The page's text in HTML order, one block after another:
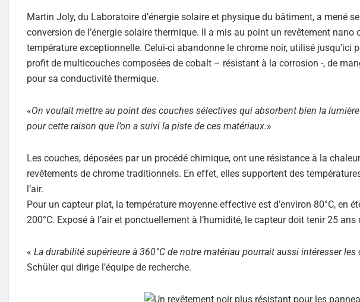
Martin Joly, du Laboratoire d’énergie solaire et physique du bâtiment, a mené
conversion de l’énergie solaire thermique. Il a mis au point un revêtement
température exceptionnelle. Celui-ci abandonne le chrome noir, utilisé jusqu’ici
profit de multicouches composées de cobalt – résistant à la corrosion -, de
pour sa conductivité thermique.
«On voulait mettre au point des couches sélectives qui absorbent bien la
pour cette raison que l’on a suivi la piste de ces matériaux.»
Les couches, déposées par un procédé chimique, ont une résistance à la
revêtements de chrome traditionnels. En effet, elles supportent des
l’air.
Pour un capteur plat, la température moyenne effective est d’environ 80°C, en
200°C. Exposé à l’air et ponctuellement à l’humidité, le capteur doit tenir 25
« La durabilité supérieure à 360°C de notre matériau pourrait aussi intéresser
Schüler qui dirige l’équipe de recherche.